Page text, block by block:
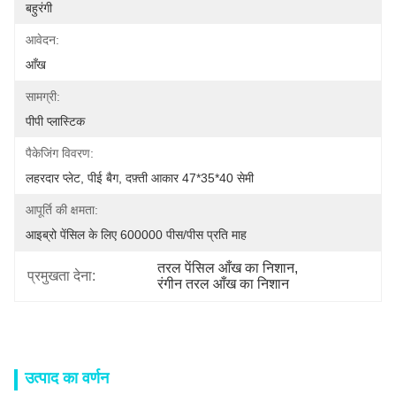
बहुरंगी
आवेदन:
आँख
सामग्री:
पीपी प्लास्टिक
पैकेजिंग विवरण:
लहरदार प्लेट, पीई बैग, दफ़्ती आकार 47*35*40 सेमी
आपूर्ति की क्षमता:
आइब्रो पेंसिल के लिए 600000 पीस/पीस प्रति माह
प्रमुखता देना:
तरल पेंसिल आँख का निशान,
रंगीन तरल आँख का निशान
उत्पाद का वर्णन